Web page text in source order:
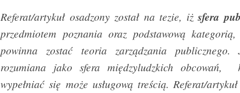
Referat/artykuł osadzony został na tezie, iżsfera
przedmiotem poznania oraz podstawową
powinna zostać teoria zarządzania
rozumiana jako sfera międzyludzkich obcowań,
wypełniać się może usługową treścią. Referat/